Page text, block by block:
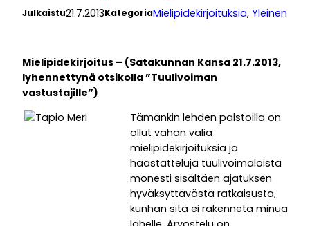
Julkaistu21.7.2013KategoriaMielipidekirjoituksia, Yleinen
Mielipidekirjoitus – (Satakunnan Kansa 21.7.2013,
lyhennettynä otsikolla ”Tuulivoiman
vastustajille”)
Tämänkin lehden palstoilla on
ollut vähän väliä
mielipidekirjoituksia ja
haastatteluja tuulivoimaloista
monesti sisältäen ajatuksen
hyväksyttävästä ratkaisusta,
kunhan sitä ei rakenneta minua